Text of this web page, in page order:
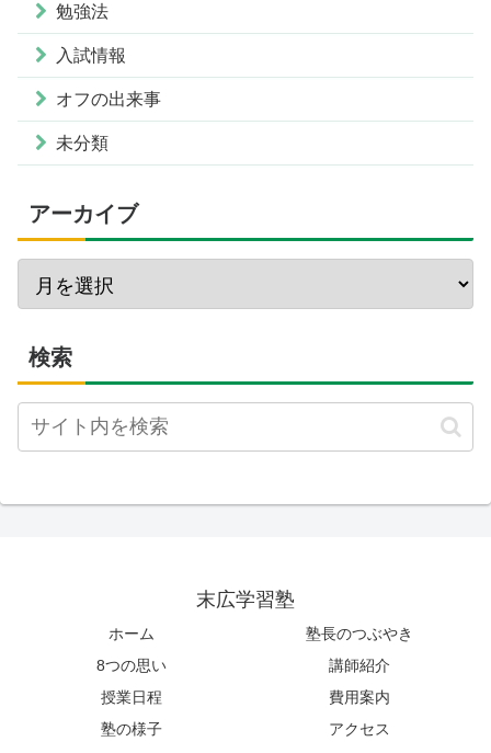
勉強法
入試情報
オフの出来事
未分類
アーカイブ
検索
末広学習塾
ホーム
塾長のつぶやき
8つの思い
講師紹介
授業日程
費用案内
塾の様子
アクセス